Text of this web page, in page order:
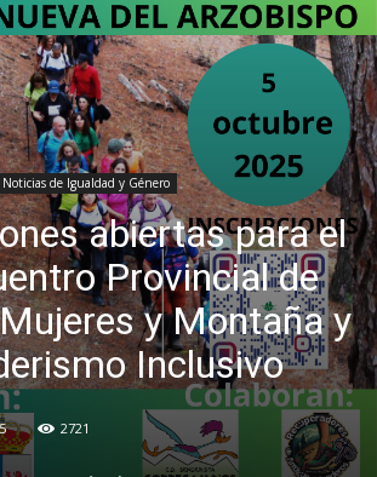
Noticias de Igualdad y Género
abiertas para el
Provincial de
y Montaña y
Inclusivo
2721